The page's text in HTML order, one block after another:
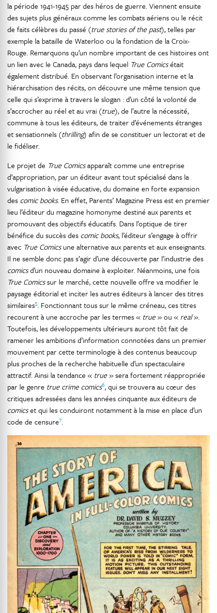
la période 1941-1945 par des héros de guerre. Viennent ensuite
des sujets plus généraux comme les combats aériens ou le récit
de faits célèbres du passé (true stories of the past), telles par
exemple la bataille de Waterloo ou la fondation de la Croix-
Rouge. Remarquons qu’un nombre important de ces histoires ont
un lien avec le Canada, pays dans lequel True Comicsétait
également distribué. En observant l’organisation interne et la
hiérarchisation des récits, on découvre une même tension que
celle qui s’exprime à travers le slogan : d’un côté la volonté de
s’accrocher au réel et au vrai (true), de l’autre la nécessité,
commune à tous les éditeurs, de traiter d’événements étranges
et sensationnels (thrilling) afin de se constituer un lectorat et de
le fidéliser.
Le projet de True Comicsapparaît comme une entreprise
d’appropriation, par un éditeur avant tout spécialisé dans la
vulgarisation à visée éducative, du domaine en forte expansion
des comic books. En effet, Parents’ Magazine Press est en premier
lieu l’éditeur du magazine homonyme destiné aux parents et
promouvant des objectifs éducatifs. Dans l’optique de tirer
bénéfice du succès des comic books, l’éditeur s’engage à offrir
avec True Comicsune alternative aux parents et aux enseignants.
Il ne semble donc pas s’agir d’une découverte par l’industrie des
comicsd’un nouveau domaine à exploiter. Néanmoins, une fois
True Comicssur le marché, cette nouvelle offre va modifier le
paysage éditorial et inciter les autres éditeurs à lancer des titres
similaires5. Fonctionnant tous sur le même créneau, ces titres
recourent à une accroche par les termes « true» ou « real».
Toutefois, les développements ultérieurs auront tôt fait de
ramener les ambitions d’information connotées dans un premier
mouvement par cette terminologie à des contenus beaucoup
plus proches de la recherche habituelle d’un spectaculaire
attractif. Ainsi la tendance « true» sera fortement réappropriée
par le genre true crime comics6, qui se trouvera au cœur des
critiques adressées dans les années cinquante aux éditeurs de
comicset qui les conduiront notamment à la mise en place d’un
code de censure7.